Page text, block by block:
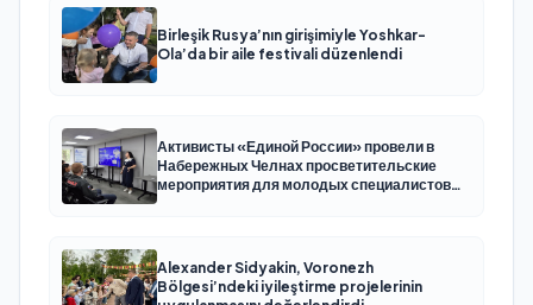
Birleşik Rusya’nın girişimiyle Yoshkar-
Ola’da bir aile festivali düzenlendi
Активисты «Единой России» провели в
Набережных Челнах просветительские
мероприятия для молодых специалистов
Alexander Sidyakin, Voronezh
Bölgesi’ndeki iyileştirme projelerinin